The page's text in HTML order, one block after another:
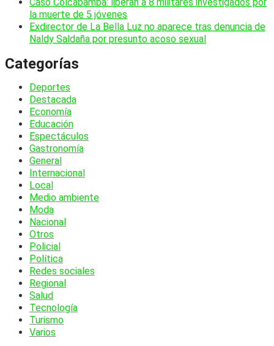
la muerte de 5 jóvenes
Exdirector de La Bella Luz no aparece tras denuncia de
Naldy Saldaña por presunto acoso sexual
Categorías
Deportes
Destacada
Economía
Educación
Espectáculos
Gastronomía
General
Internacional
Local
Medio ambiente
Moda
Nacional
Otros
Policial
Política
Redes sociales
Regional
Salud
Tecnología
Turismo
Varios